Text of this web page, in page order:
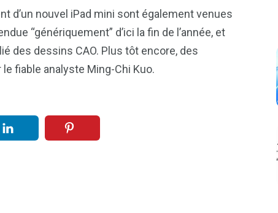
d’un nouvel iPad mini sont également venues
“génériquement” d’ici la fin de l’année, et
des dessins CAO. Plus tôt encore, des
fiable analyste Ming-Chi Kuo.